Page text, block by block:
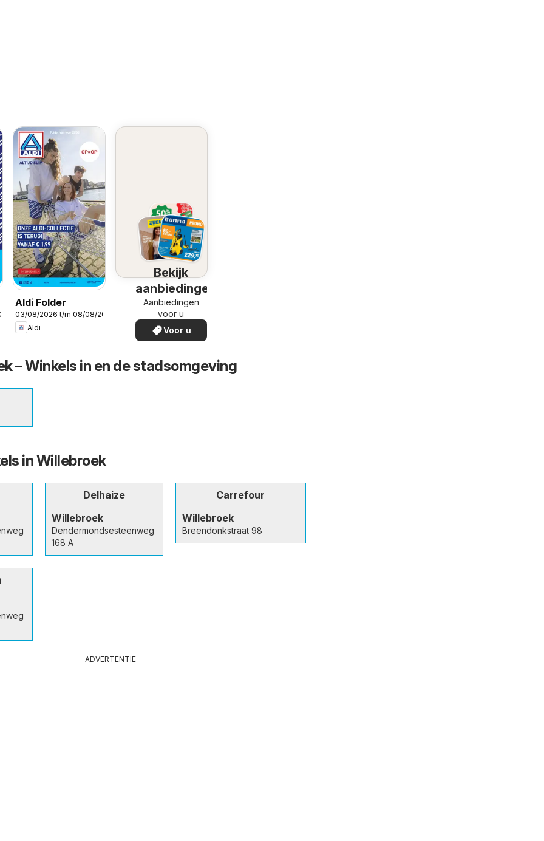
Aldi Folder
03/08/2026 t/m 08/08/2026
Aldi
Bekijk
aanbiedingen
Aanbiedingen
voor u
Voor u
– Winkels in en de stadsomgeving
in Willebroek
Delhaize
Willebroek
Dendermondsesteenweg
168 A
Carrefour
Willebroek
Breendonkstraat 98
ADVERTENTIE